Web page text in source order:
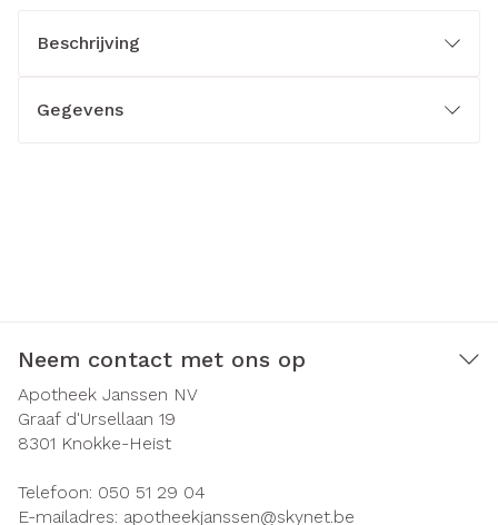
Beschrijving
Gegevens
Neem contact met ons op
Apotheek Janssen NV
Graaf d'Ursellaan 19
8301 Knokke-Heist
Telefoon: 050 51 29 04
E-mailadres: apotheekjanssen@skynet.be